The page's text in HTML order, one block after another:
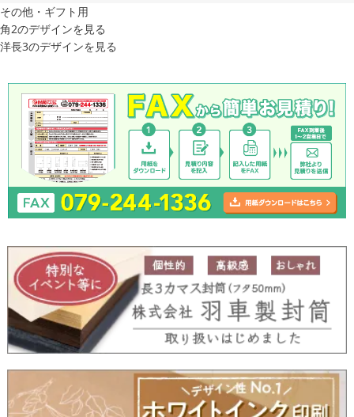
その他・ギフト用
角2のデザインを見る
洋長3のデザインを見る